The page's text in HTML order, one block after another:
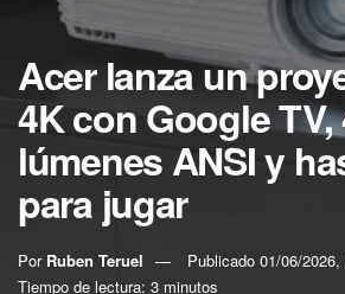
Acer lanza un
4K con Google TV,
lúmenes ANSI y
para jugar
Por Ruben Teruel Publicado 01/06/2026,
Tiempo de lectura: 3 minutos